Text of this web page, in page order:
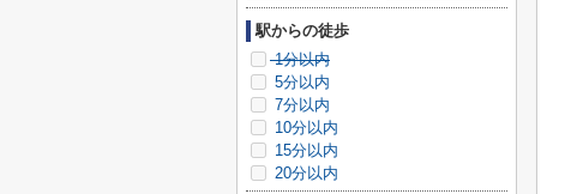
駅からの徒歩
1分以内
5分以内
7分以内
10分以内
15分以内
20分以内